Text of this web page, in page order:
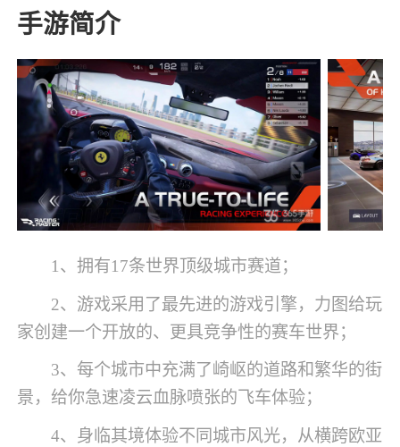
手游简介
1、拥有17条世界顶级城市赛道；
2、游戏采用了最先进的游戏引擎，力图给玩
家创建一个开放的、更具竞争性的赛车世界；
3、每个城市中充满了崎岖的道路和繁华的街
景，给你急速凌云血脉喷张的飞车体验；
4、身临其境体验不同城市风光，从横跨欧亚